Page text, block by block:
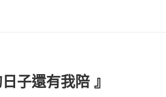
每筆NT$60，滿NT$399(含以上)免運費
子還有我陪 』